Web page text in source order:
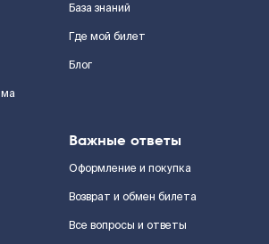
База знаний
Где мой билет
Блог
Важные ответы
Оформление и покупка
Возврат и обмен билета
Все вопросы и ответы